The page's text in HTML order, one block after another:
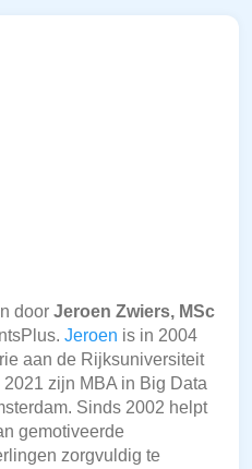
door Jeroen Zwiers, MSc
Jeroen is in 2004
aan de Rijksuniversiteit
zijn MBA in Big Data
Sinds 2002 helpt
gemotiveerde
zorgvuldig te